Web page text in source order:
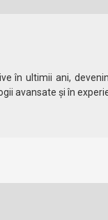
în ultimii ani,
avansate și în
măsuri